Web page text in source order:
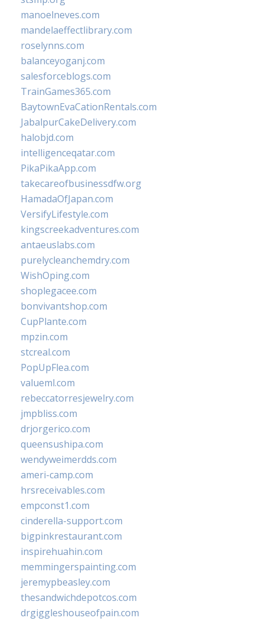
manoelneves.com
mandelaeffectlibrary.com
roselynns.com
balanceyoganj.com
salesforceblogs.com
TrainGames365.com
BaytownEvaCationRentals.com
JabalpurCakeDelivery.com
halobjd.com
intelligenceqatar.com
PikaPikaApp.com
takecareofbusinessdfw.org
HamadaOfJapan.com
VersifyLifestyle.com
kingscreekadventures.com
antaeuslabs.com
purelycleanchemdry.com
WishOping.com
shoplegacee.com
bonvivantshop.com
CupPlante.com
mpzin.com
stcreal.com
PopUpFlea.com
valueml.com
rebeccatorresjewelry.com
jmpbliss.com
drjorgerico.com
queensushipa.com
wendyweimerdds.com
ameri-camp.com
hrsreceivables.com
empconst1.com
cinderella-support.com
bigpinkrestaurant.com
inspirehuahin.com
memmingerspainting.com
jeremypbeasley.com
thesandwichdepotcos.com
drgiggleshouseofpain.com